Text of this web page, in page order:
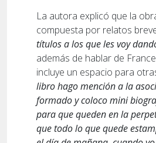
La autora explicó que la
compuesta por relatos
títulos a los que les voy
además de hablar de
incluye un espacio para
libro hago mención a la
formado y coloco mini
para que queden en la
que todo lo que quede